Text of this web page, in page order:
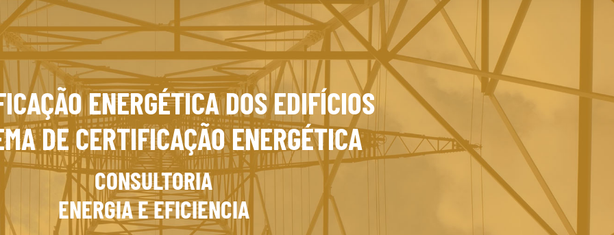
ENERGÉTICA DOS EDIFÍCIOS
DE CERTIFICAÇÃO ENERGÉTICA
CONSULTORIA
ENERGIA E EFICIENCIA